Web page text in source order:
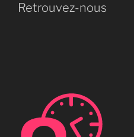
Retrouvez-nous